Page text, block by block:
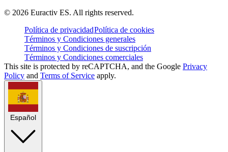
© 2026 Euractiv ES. All rights reserved.
Política de privacidadPolítica de cookies
Términos y Condiciones generales
Términos y Condiciones de suscripción
Términos y Condiciones comerciales
This site is protected by reCAPTCHA, and the Google Privacy
Policy and Terms of Service apply.
Español